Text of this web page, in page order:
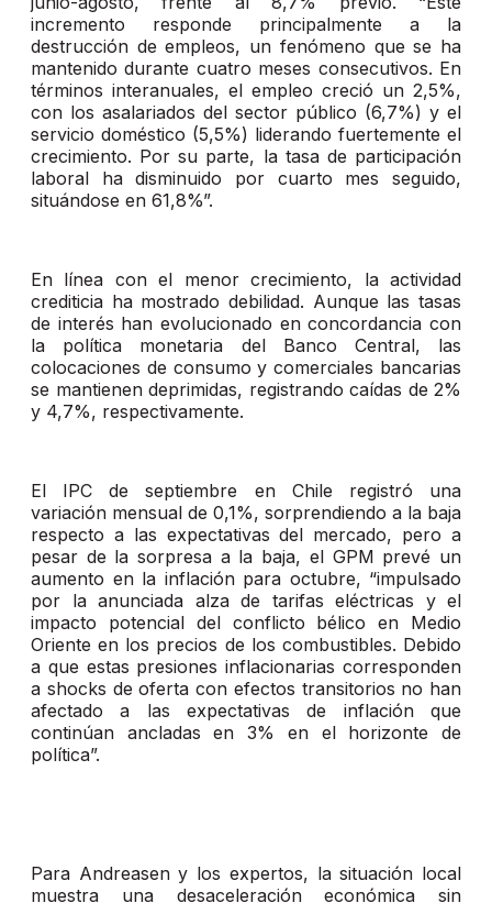
incremento responde principalmente a la
destrucción de empleos, un fenómeno que se ha
mantenido durante cuatro meses consecutivos. En
términos interanuales, el empleo creció un 2,5%,
con los asalariados del sector público (6,7%) y el
servicio doméstico (5,5%) liderando fuertemente el
crecimiento. Por su parte, la tasa de participación
laboral ha disminuido por cuarto mes seguido,
situándose en 61,8%”.
En línea con el menor crecimiento, la actividad
crediticia ha mostrado debilidad. Aunque las tasas
de interés han evolucionado en concordancia con
la política monetaria del Banco Central, las
colocaciones de consumo y comerciales bancarias
se mantienen deprimidas, registrando caídas de 2%
y 4,7%, respectivamente.
El IPC de septiembre en Chile registró una
variación mensual de 0,1%, sorprendiendo a la baja
respecto a las expectativas del mercado, pero a
pesar de la sorpresa a la baja, el GPM prevé un
aumento en la inflación para octubre, “impulsado
por la anunciada alza de tarifas eléctricas y el
impacto potencial del conflicto bélico en Medio
Oriente en los precios de los combustibles. Debido
a que estas presiones inflacionarias corresponden
a shocks de oferta con efectos transitorios no han
afectado a las expectativas de inflación que
continúan ancladas en 3% en el horizonte de
política”.
Para Andreasen y los expertos, la situación local
muestra una desaceleración económica sin